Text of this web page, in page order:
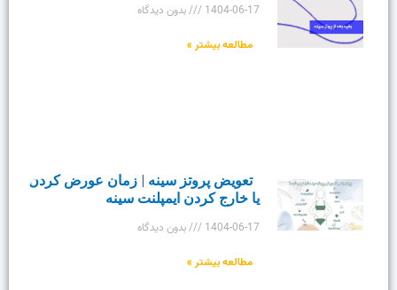
1404-06-17
بدون دیدگاه
مطالعه بیشتر »
تعویض پروتز سینه | زمان عورض کردن
یا خارج کردن ایمپلنت سینه
1404-06-17
بدون دیدگاه
مطالعه بیشتر »